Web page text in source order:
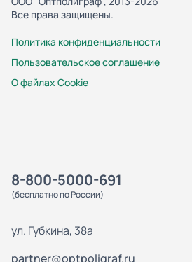
Все права защищены.
Политика конфиденциальности
Пользовательское соглашение
О файлах Cookie
8-800-5000-691
(бесплатно по России)
ул. Губкина, 38а
partner@optpoligraf.ru